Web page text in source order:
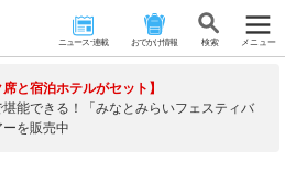
ニュース･連載 おでかけ情報 検 索 メニュー
席と宿泊ホテルがセット】
能できる！「みなとみらいフェスティバ
を販売中